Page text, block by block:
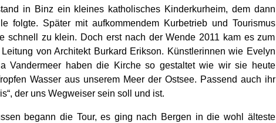
in Binz ein kleines katholisches Kinderkurheim, dem dann
folgte. Später mit aufkommendem Kurbetrieb und Tourismus
schnell zu klein. Doch erst nach der Wende 2011 kam es zum
von Architekt Burkard Erikson. Künstlerinnen wie Evelyn
Vandermeer haben die Kirche so gestaltet wie wir sie heute
Wasser aus unserem Meer der Ostsee. Passend auch ihr
der uns Wegweiser sein soll und ist.
begann die Tour, es ging nach Bergen in die wohl älteste